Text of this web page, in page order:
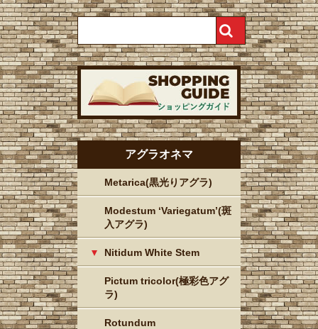
アグラオネマ
Metarica(黒光りアグラ)
Modestum ‘Variegatum’(斑
入アグラ)
Nitidum White Stem
Pictum tricolor(極彩色アグ
ラ)
Rotundum